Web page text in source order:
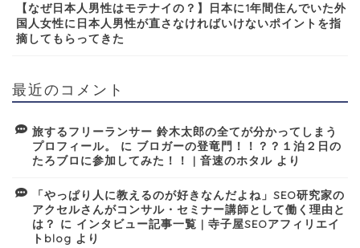
【なぜ日本人男性はモテナイの？】日本に1年間住んでいた外
国人女性に日本人男性が直さなければいけないポイントを指
摘してもらってきた
最近のコメント
旅するフリーランサー 鈴木太郎の全てが分かってしまう
プロフィール。
に ブロガーの登竜門！！？？１泊２日の
たろブロに参加してみた！！ | 音速のホタル より
「やっぱり人に教えるのが好きなんだよね」SEO研究家の
アクセルさんがコンサル・セミナー講師として働く理由と
は？ に インタビュー記事一覧 | 寺子屋SEOアフィリエイ
トblog より